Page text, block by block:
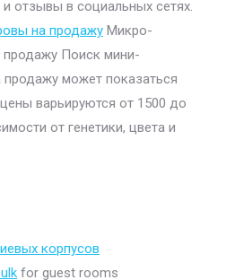
отзывы в социальных сетях.
на продажу Микро-
продажу Поиск мини-
может показаться
варьируются от 1500 до
от генетики, цвета и
корпусов
for guest rooms